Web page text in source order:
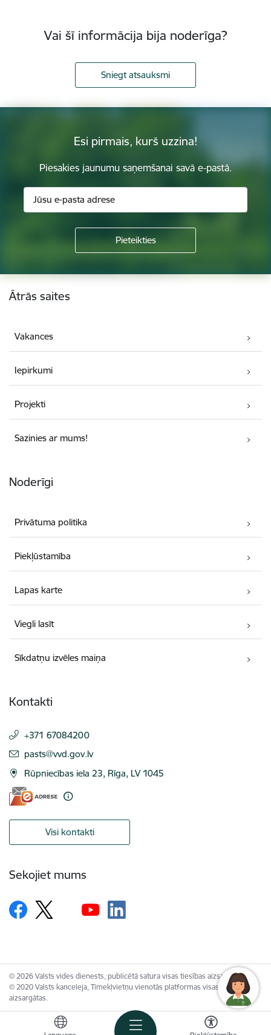
Vai šī informācija bija noderīga?
Sniegt atsauksmi
Esi pirmais, kurš uzzina!
Piesakies jaunumu saņemšanai savā e-pastā.
Kājene
Ātrās saites
Vakances
Iepirkumi
Projekti
Sazinies ar mums!
Noderīgi
Privātuma politika
Piekļūstamība
Lapas karte
Viegli lasīt
Sīkdatņu izvēles maiņa
Kontakti
+371 67084200
E-pasts:
pasts@vvd.gov.lv
Rūpniecības iela 23, Rīga, LV 1045
Visi kontakti
Sekojiet mums
© 2026 Valsts vides dienests, publicētā satura visas tiesības aizsargātas.
© 2020 Valsts kanceleja, Tīmekļvietņu vienotās platformas visas tiesības
aizsargātas.